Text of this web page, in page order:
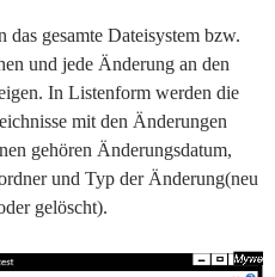
gesamte Dateisystem bzw.
und jede Änderung an den
In Listenform werden die
mit den Änderungen
gehören Änderungsdatum,
und Typ der Änderung(neu
gelöscht).